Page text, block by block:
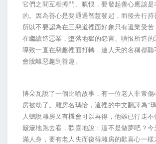
它們之間互相搏鬥、嗔恨，要發起善心應該是
的。因為善心是要通過智慧發起，而後去行持
所以不要認為在三惡道裡面好象只有還業受苦
在繼續造惡業，墮落地獄的怨言、嗔恨所造的
導致一直在惡趣裡面打轉，連人天的名稱都
會脫離惡趣到善趣。
博朵瓦說了一個比喻故事，有一位老人非常
房被劫了。雕房名瑪恰，這裡的中文翻譯為“
人聽說雕房又有機會可以再得，他雖已行走
簸簸地跑去看，歡喜地說：這不是做夢吧？今
滿人身，要有老人失而復得雕房的歡喜心一